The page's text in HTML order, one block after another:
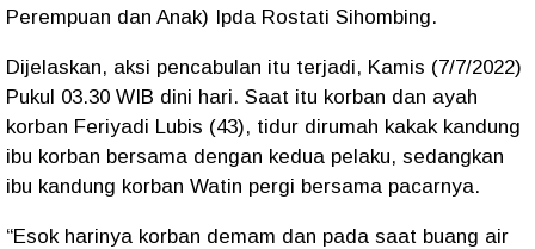
Perempuan dan Anak) Ipda Rostati Sihombing.
Dijelaskan, aksi pencabulan itu terjadi, Kamis (7/7/2022)
Pukul 03.30 WIB dini hari. Saat itu korban dan ayah
korban Feriyadi Lubis (43), tidur dirumah kakak kandung
ibu korban bersama dengan kedua pelaku, sedangkan
ibu kandung korban Watin pergi bersama pacarnya.
“Esok harinya korban demam dan pada saat buang air